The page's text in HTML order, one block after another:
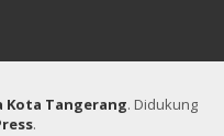
Kota Tangerang. Didukung
.